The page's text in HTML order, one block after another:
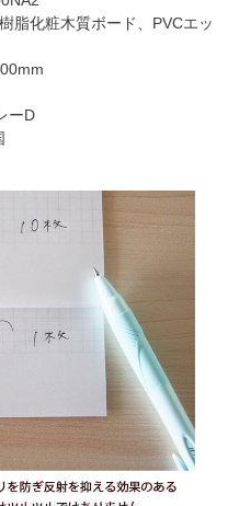
脂化粧木質ボード、PVCエッ
ーD